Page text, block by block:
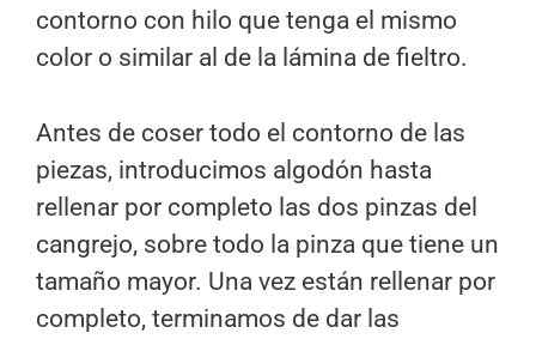
contorno con hilo que tenga el mismo
color o similar al de la lámina de fieltro.
Antes de coser todo el contorno de las
piezas, introducimos algodón hasta
rellenar por completo las dos pinzas del
cangrejo, sobre todo la pinza que tiene un
tamaño mayor. Una vez están rellenar por
completo, terminamos de dar las